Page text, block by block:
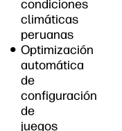
condiciones
climáticas
peruanas
Optimización
automática
de
configuración
de
juegos